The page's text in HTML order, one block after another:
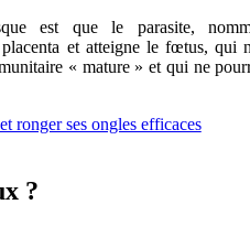
est que le parasite,
et atteigne le fœtus, qui
« mature » et qui ne
ronger ses ongles efficaces
?